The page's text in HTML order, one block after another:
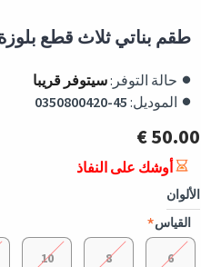
طقم بناتي ثلاث قطع بلوزة
حالة التوفر:سيتوفر قريبا
الموديل: 0350800420-45
50.00 €
الألوان
القياس
6
8
10
أوشك على النفاذ